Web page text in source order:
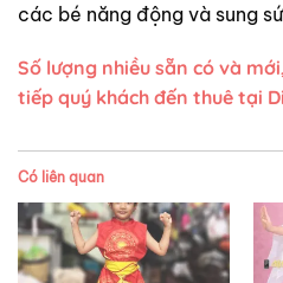
các bé năng động và sung
Số lượng nhiều sẵn có và
tiếp quý khách đến thuê tại
Có liên quan